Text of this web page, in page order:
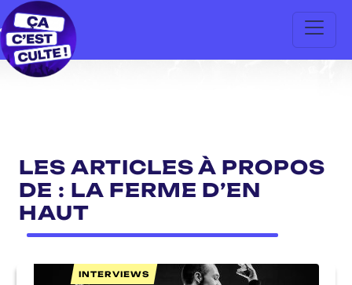
LES ARTICLES À PROPOS
DE : LA FERME D’EN
HAUT
INTERVIEWS